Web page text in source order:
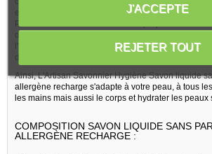
Pour votre bien être cutanée et la propreté de vos
d'hygiène pour le corps et les mains intervient
l'hydratation de votre peau par la présence de
Ainsi, L'Artisan Savonnier Hygiène Savon liquide
allergène recharge s'adapte à votre peau, à tous
les mains mais aussi le corps et hydrater les peaux
COMPOSITION SAVON LIQUIDE SANS
ALLERGÈNE RECHARGE :
REJETER TOUT
J'ACCEPTE